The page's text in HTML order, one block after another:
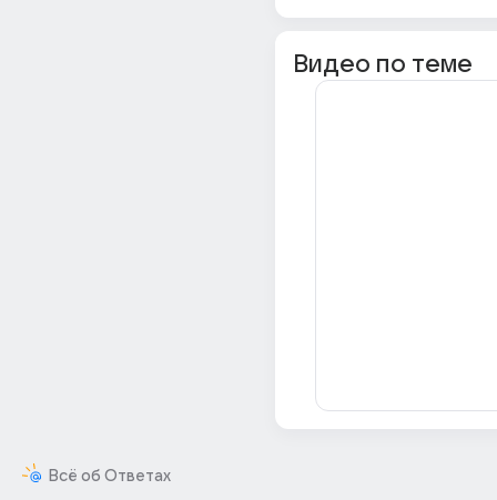
Всё об Ответах
Видео по теме